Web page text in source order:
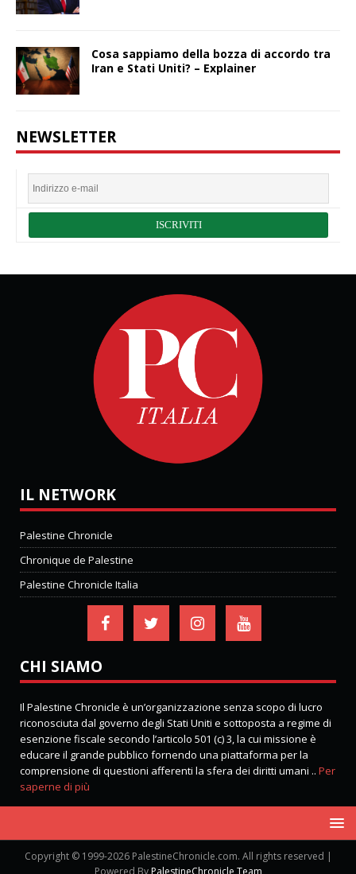
Cosa sappiamo della bozza di accordo tra
Iran e Stati Uniti? – Explainer
NEWSLETTER
IL NETWORK
Palestine Chronicle
Chronique de Palestine
Palestine Chronicle Italia
CHI SIAMO
Il Palestine Chronicle è un’organizzazione senza scopo di lucro
riconosciuta dal governo degli Stati Uniti e sottoposta a regime di
esenzione fiscale secondo l’articolo 501 (c) 3, la cui missione è
educare il grande pubblico fornendo una piattaforma per la
comprensione di questioni afferenti la sfera dei diritti umani .. Per
saperne di più
Copyright © 1999-2026 PalestineChronicle.com. All rights reserved |
Powered By PalestineChronicle Team